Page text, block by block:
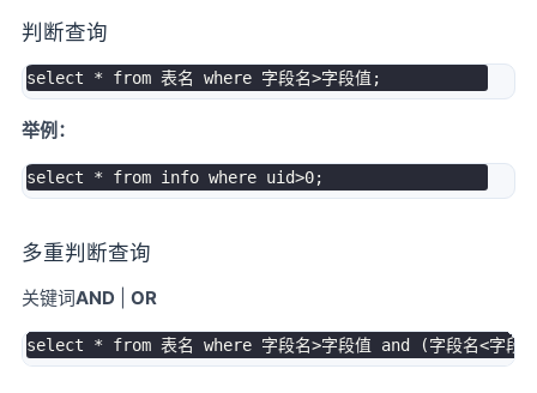
判断查询
select * from 表名 where 字段名>字段值 ;
举例：
select * from info where uid>0;
多重判断查询
关键词AND OR
select * from 表名 where 字段名>字段值 and (字段名<字段